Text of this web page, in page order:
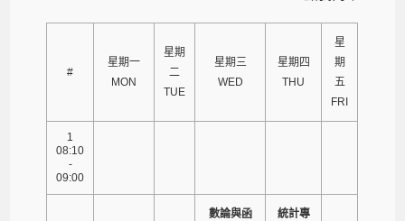
#
星期一
MON
星期
二
TUE
星期三
WED
星期四
THU
星
期
五
FRI
1
08:10
-
09:00
數論與函
統計專